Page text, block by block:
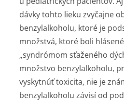
dávky tohto lieku zvyčajne
benzylalkoholu, ktoré je
množstvá, ktoré boli
„syndrómom sťaženého
množstvo benzylalkoholu,
vyskytnúť toxicita, nie je
benzylalkoholu závisí od